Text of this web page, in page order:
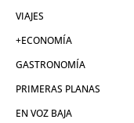
VIAJES
+ECONOMÍA
GASTRONOMÍA
PRIMERAS PLANAS
EN VOZ BAJA